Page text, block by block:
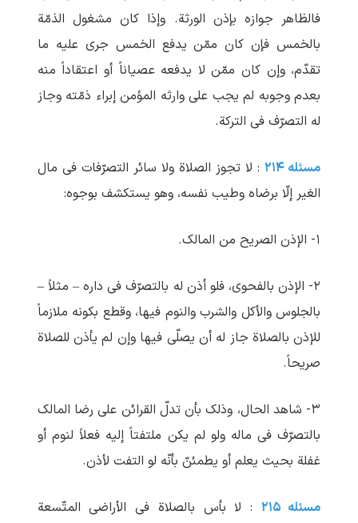
فالظاهر جوازه بإذن الورثة. وإذا کان مشغول الذمّة
بالخمس فإن کان ممّن یدفع الخمس جری علیه ما
تقدّم، وإن کان ممّن لا یدفعه عصیاناً أو اعتقاداً منه
بعدم وجوبه لم یجب علی وارثه المؤمن إبراء ذمّته وجاز
له التصرّف فی الترکة.
مسئله ۲۱۴
: لا تجوز الصلاة ولا سائر التصرّفات فی مال
الغیر إلّا برضاه وطیب نفسه، وهو یستکشف بوجوه:
۱- الإذن الصریح من المالک.
۲- الإذن بالفحوی، فلو أذن له بالتصرّف فی داره – مثلاً –
بالجلوس والأکل والشرب والنوم فیها، وقطع بکونه ملازماً
للإذن بالصلاة جاز له أن یصلّی فیها وإن لم یأذن للصلاة
صریحاً.
۳- شاهد الحال، وذلک بأن تدلّ القرائن علی رضا المالک
بالتصرّف فی ماله ولو لم یکن ملتفتاً إلیه فعلاً لنوم أو
غفلة بحیث یعلم أو یطمئنّ بأنّه لو التفت لأذن.
مسئله ۲۱۵
: لا بأس بالصلاة فی الأراضی المتّسعة